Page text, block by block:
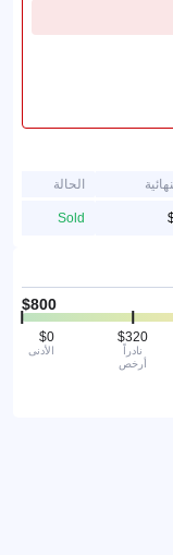
الحالة
Sold
الأدنى
نادراً
أرخص